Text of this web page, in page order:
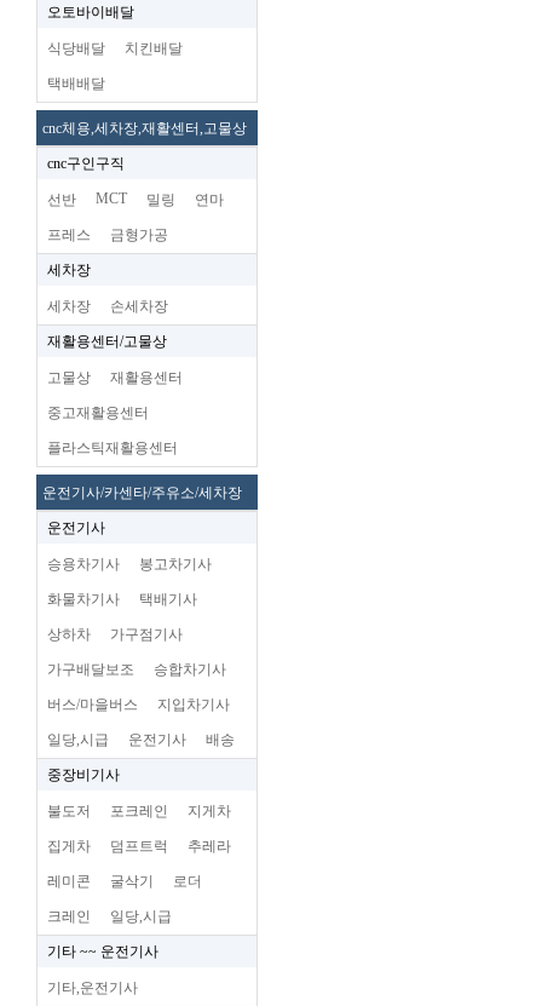
오토바이배달
식당배달 치킨배달
택배배달
cnc체용,세차장,재활센터,고물상
cnc구인구직
선반 MCT 밀링 연마
프레스 금형가공
세차장
세차장 손세차장
재활용센터/고물상
고물상 재활용센터
중고재활용센터
플라스틱재활용센터
운전기사/카센타/주유소/세차장
운전기사
승용차기사 봉고차기사
화물차기사 택배기사
상하차 가구점기사
가구배달보조 승합차기사
버스/마을버스 지입차기사
일당,시급 운전기사 배송
중장비기사
불도저 포크레인 지게차
집게차 덤프트럭 추레라
레미콘 굴삭기 로더
크레인 일당,시급
기타 ~~ 운전기사
기타,운전기사